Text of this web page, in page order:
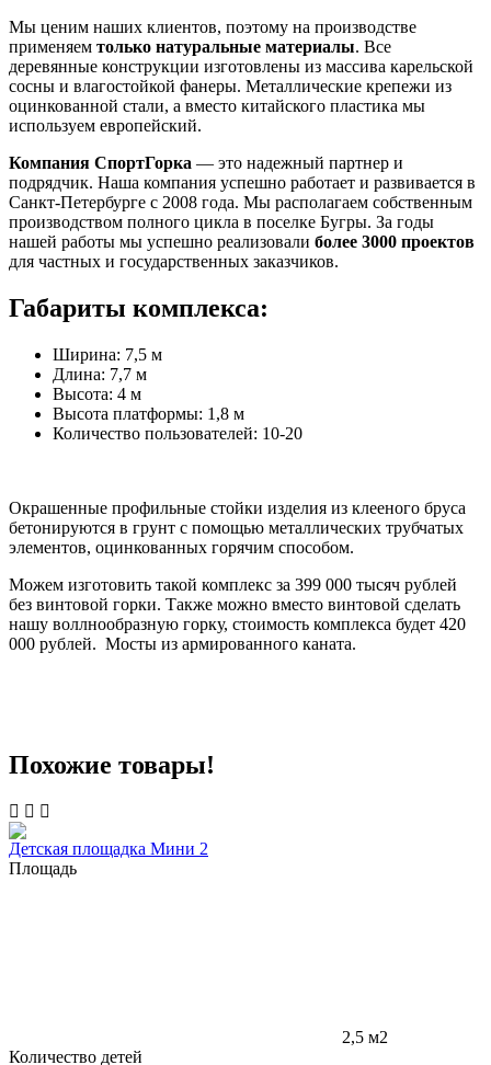
Мы ценим наших клиентов, поэтому на производстве
применяем только натуральные материалы. Все
деревянные конструкции изготовлены из массива карельской
сосны и влагостойкой фанеры. Металлические крепежи из
оцинкованной стали, а вместо китайского пластика мы
используем европейский.
Компания СпортГорка — это надежный партнер и
подрядчик. Наша компания успешно работает и развивается в
Санкт-Петербурге с 2008 года. Мы располагаем собственным
производством полного цикла в поселке Бугры. За годы
нашей работы мы успешно реализовали более 3000 проектов
для частных и государственных заказчиков.
Габариты комплекса:
Ширина: 7,5 м
Длина: 7,7 м
Высота: 4 м
Высота платформы: 1,8 м
Количество пользователей: 10-20
Окрашенные профильные стойки изделия из клееного бруса
бетонируются в грунт с помощью металлических трубчатых
элементов, оцинкованных горячим способом.
Можем изготовить такой комплекс за 399 000 тысяч рублей
без винтовой горки. Также можно вместо винтовой сделать
нашу воллнообразную горку, стоимость комплекса будет 420
000 рублей. Мосты из армированного каната.
Похожие товары!
Детская площадка Мини 2
Площадь
2,5 м2
Количество детей